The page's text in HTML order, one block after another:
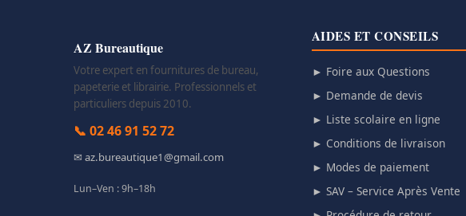
AZ Bureautique
Votre expert en fournitures de bureau,
papeterie et librairie. Professionnels et
particuliers depuis 2010.
📞 02 46 91 52 72
✉ az.bureautique1@gmail.com
Lun–Ven : 9h–18h
AIDES ET CONSEILS
► Foire aux Questions
► Demande de devis
► Liste scolaire en ligne
► Conditions de livraison
► Modes de paiement
► SAV – Service Après Vente